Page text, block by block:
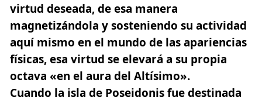
virtud deseada, de esa manera
magnetizándola y sosteniendo su actividad
aquí mismo en el mundo de las apariencias
físicas, esa virtud se elevará a su propia
octava «en el aura del Altísimo».
Cuando la isla de Poseidonis fue destinada